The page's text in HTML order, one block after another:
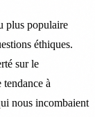
plus populaire
éthiques.
sur le
à
nous incombaient